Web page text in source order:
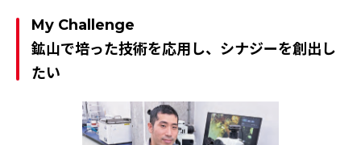
My Challenge
鉱山で培った技術を応用し、シナジーを創出し
たい